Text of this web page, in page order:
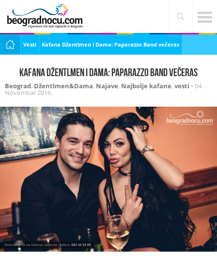
Vesti Kafana Džentlmen i Dama: Paparazzo Band večeras
Kafana Džentlmen i Dama: Paparazzo Band večeras
Beograd, Džentlmen&Dama, Najave, Najbolje kafane, vesti • 04.
Novembar 2016.